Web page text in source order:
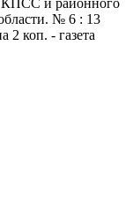
№ 6 : 13
2 коп. - газета